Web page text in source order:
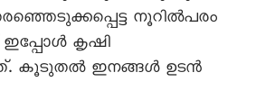
നൂറിൽപരം
കൃഷി
കൂടുതൽ ഇനങ്ങൾ ഉടൻ